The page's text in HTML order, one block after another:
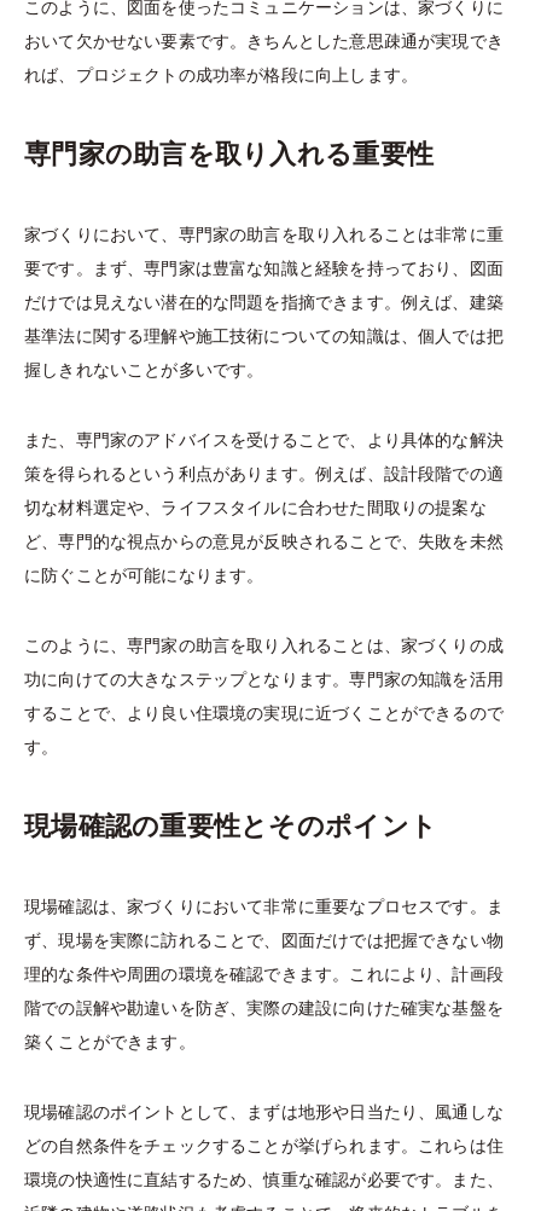
このように、図面を使ったコミュニケーションは、家づくりに
おいて欠かせない要素です。きちんとした意思疎通が実現でき
れば、プロジェクトの成功率が格段に向上します。
専門家の助言を取り入れる重要性
家づくりにおいて、専門家の助言を取り入れることは非常に重
要です。まず、専門家は豊富な知識と経験を持っており、図面
だけでは見えない潜在的な問題を指摘できます。例えば、建築
基準法に関する理解や施工技術についての知識は、個人では把
握しきれないことが多いです。
また、専門家のアドバイスを受けることで、より具体的な解決
策を得られるという利点があります。例えば、設計段階での適
切な材料選定や、ライフスタイルに合わせた間取りの提案な
ど、専門的な視点からの意見が反映されることで、失敗を未然
に防ぐことが可能になります。
このように、専門家の助言を取り入れることは、家づくりの成
功に向けての大きなステップとなります。専門家の知識を活用
することで、より良い住環境の実現に近づくことができるので
す。
現場確認の重要性とそのポイント
現場確認は、家づくりにおいて非常に重要なプロセスです。ま
ず、現場を実際に訪れることで、図面だけでは把握できない物
理的な条件や周囲の環境を確認できます。これにより、計画段
階での誤解や勘違いを防ぎ、実際の建設に向けた確実な基盤を
築くことができます。
現場確認のポイントとして、まずは地形や日当たり、風通しな
どの自然条件をチェックすることが挙げられます。これらは住
環境の快適性に直結するため、慎重な確認が必要です。また、